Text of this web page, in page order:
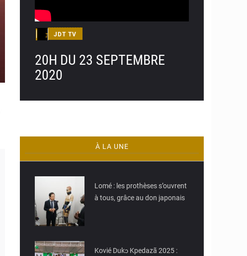
JDT TV
20H DU 23 SEPTEMBRE
2020
À LA UNE
Lomé : les prothèses s’ouvrent
à tous, grâce au don japonais
Kovié Dukɔ Kpedazã 2025 :